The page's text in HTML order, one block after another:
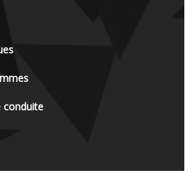
conduite